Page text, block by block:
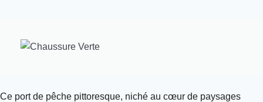
Ce port de pêche pittoresque, niché au cœur de paysages